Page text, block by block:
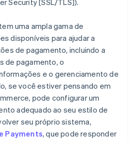
uma ampla gama de
disponíveis para ajudar a
de pagamento, incluindo a
de pagamento, o
e o gerenciamento de
se você estiver pensando em
pode configurar um
adequado ao seu estilo de
seu próprio sistema,
Payments, que pode responder